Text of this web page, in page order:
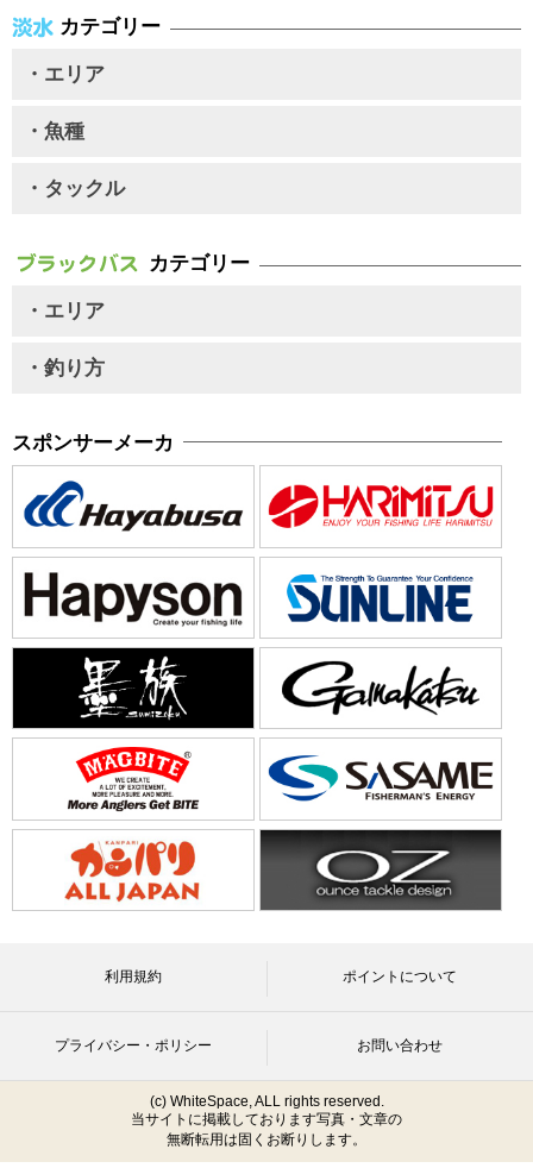
カテゴリー
・エリア
・魚種
・タックル
カテゴリー
・エリア
・釣り方
スポンサーメーカ
利用規約 ポイントについて
プライバシー・ポリシー お問い合わせ
(c) WhiteSpace, ALL rights reserved.
当サイトに掲載しております写真・文章の
無断転用は固くお断りします。